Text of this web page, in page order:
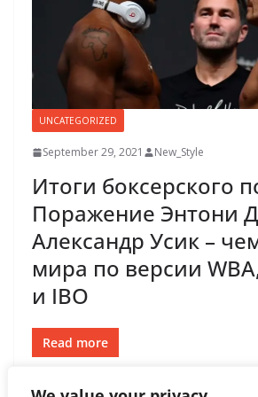
UNCATEGORIZED
September 29, 2021 New_Style
Итоги боксерского
Поражение Энтони
Александр Усик –
мира по версии
и IBO
Read more